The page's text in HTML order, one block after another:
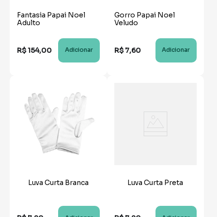
Fantasia Papai Noel
Adulto
R$154,00 Adicionar
Gorro Papai Noel
Veludo
R$ 7,60 Adicionar
Luva Curta Branca Luva Curta Preta